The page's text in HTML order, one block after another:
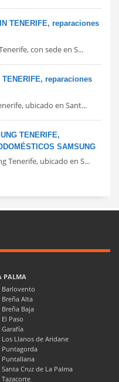
TENERIFE, reparaciones
con sede en S...
reparaciones
ubicado en Sant...
TENERIFE,
SAMSUNG
Tenerife, ubicado en S...
PALMA
Barlovento
Breña Alta
Breña Baja
El Paso
Garafía
Los Llanos de Aridane
Puntagorda
Puntallana
Santa Cruz de La Palma
Tazacorte